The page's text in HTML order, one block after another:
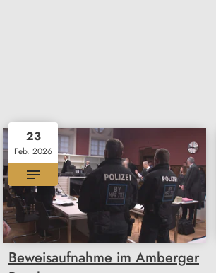
23
Feb. 2026
Beweisaufnahme im Amberger